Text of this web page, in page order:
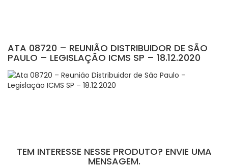
ATA 08720 – REUNIÃO DISTRIBUIDOR DE SÃO
PAULO – LEGISLAÇÃO ICMS SP – 18.12.2020
TEM INTERESSE NESSE PRODUTO? ENVIE UMA
MENSAGEM.